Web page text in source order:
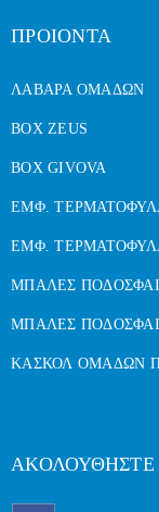
ΠΡΟΙΟΝΤΑ
ΛΑΒΑΡΑ ΟΜΑΔΩΝ
BOX ZEUS
BOX GIVOVA
ΕΜΦ.
ΕΜΦ.
ΜΠΑΛΕΣ
ΜΠΑΛΕΣ
ΚΑΣΚΟΛ ΟΜΑΔΩΝ